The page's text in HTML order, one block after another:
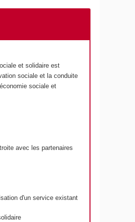
et solidaire est
sociale et la conduite
sociale et
avec les partenaires
d'un service existant